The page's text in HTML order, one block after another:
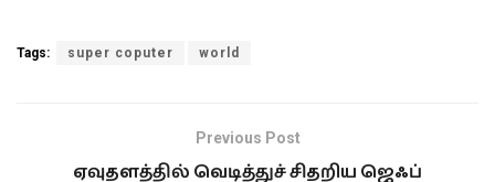
Tags: super coputer world
Previous Post
ஏவுதளத்தில் வெடித்துச் சிதறிய ஜெஃப்